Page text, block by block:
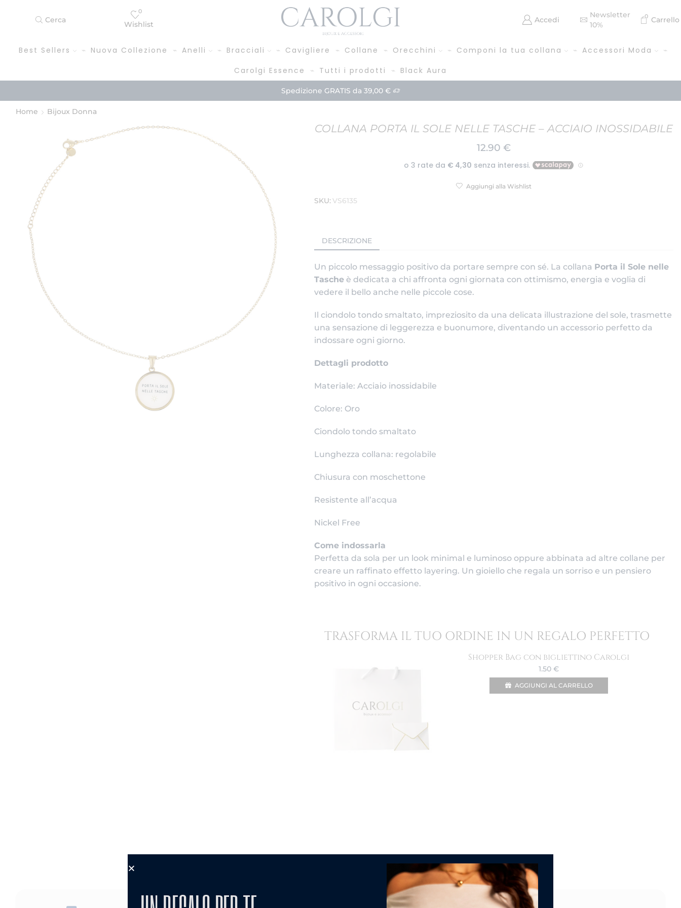
Cerca
0
Wishlist
Accedi
Newsletter
10%
0 Carrello
Best Sellers Nuova Collezione Anelli Bracciali Cavigliere Collane Orecchini Componi la tua collana
Accessori Moda
Carolgi Essence
Tutti i prodotti Black Aura
Paga in 3 rate! Acquista
Home Bijoux Donna
COLLANA PORTA IL SOLE NELLE TASCHE – ACCIAIO INOSSIDABILE
12.90 €
Aggiungi alla Wishlist
SKU:VS6135
DESCRIZIONE
Un piccolo messaggio positivo da portare sempre con sé. La collana Porta il Sole nelle
Tascheè dedicata a chi affronta ogni giornata con ottimismo, energia e voglia di
vedere il bello anche nelle piccole cose.
Il ciondolo tondo smaltato, impreziosito da una delicata illustrazione del sole, trasmette
una sensazione di leggerezza e buonumore, diventando un accessorio perfetto da
indossare ogni giorno.
Dettagli prodotto
Materiale: Acciaio inossidabile
Colore: Oro
Ciondolo tondo smaltato
Lunghezza collana: regolabile
Chiusura con moschettone
Resistente all’acqua
Nickel Free
Come indossarla
Perfetta da sola per un look minimal e luminoso oppure abbinata ad altre collane per
creare un raffinato effetto layering. Un gioiello che regala un sorriso e un pensiero
positivo in ogni occasione.
TRASFORMA IL TUO ORDINE IN UN REGALO PERFETTO
Shopper Bag con bigliettino Carolgi
1.50 €
AGGIUNGI AL CARRELLO